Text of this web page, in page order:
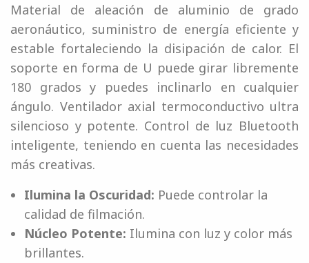
Material de aleación de aluminio de grado
aeronáutico, suministro de energía eficiente y
estable fortaleciendo la disipación de calor. El
soporte en forma de U puede girar libremente
180 grados y puedes inclinarlo en cualquier
ángulo. Ventilador axial termoconductivo ultra
silencioso y potente. Control de luz Bluetooth
inteligente, teniendo en cuenta las necesidades
más creativas.
Ilumina la Oscuridad: Puede controlar la
calidad de filmación.
Núcleo Potente: Ilumina con luz y color más
brillantes.